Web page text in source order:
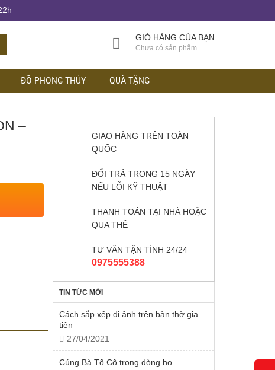
GIỎ HÀNG CỦA BẠN
Chưa có sản phẩm
ĐỒ PHONG THỦY QUÀ TẶNG
–
GIAO HÀNG TRÊN TOÀN
QUỐC
ĐỔI TRẢ TRONG 15 NGÀY
NẾU LỖI KỸ THUẬT
THANH TOÁN TẠI NHÀ HOẶC
QUA THẺ
TƯ VẤN TẬN TÌNH 24/24
0975555388
TIN TỨC MỚI
Cách sắp xếp di ảnh trên bàn thờ gia
tiên
27/04/2021
Cúng Bà Tổ Cô trong dòng họ